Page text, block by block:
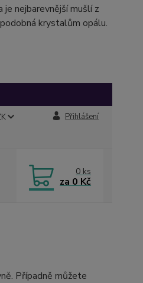
je nejbarevnější mušlí z
krystalům opálu.
Přihlášení
0 ks
za 0 Kč
Případně můžete